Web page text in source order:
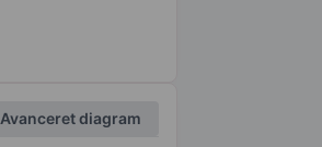
Avanceret diagram